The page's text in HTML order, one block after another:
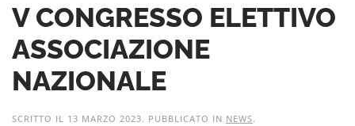
V CONGRESSO ELETTIVO
ASSOCIAZIONE
NAZIONALE
SCRITTO IL 13 MARZO 2023. PUBBLICATO IN NEWS.